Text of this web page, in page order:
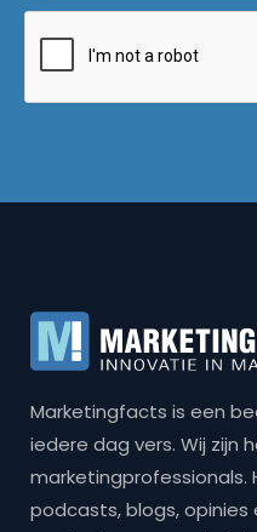
Marketingfacts is een
iedere dag vers. Wij zijn
marketingprofessionals.
podcasts, blogs, opinies